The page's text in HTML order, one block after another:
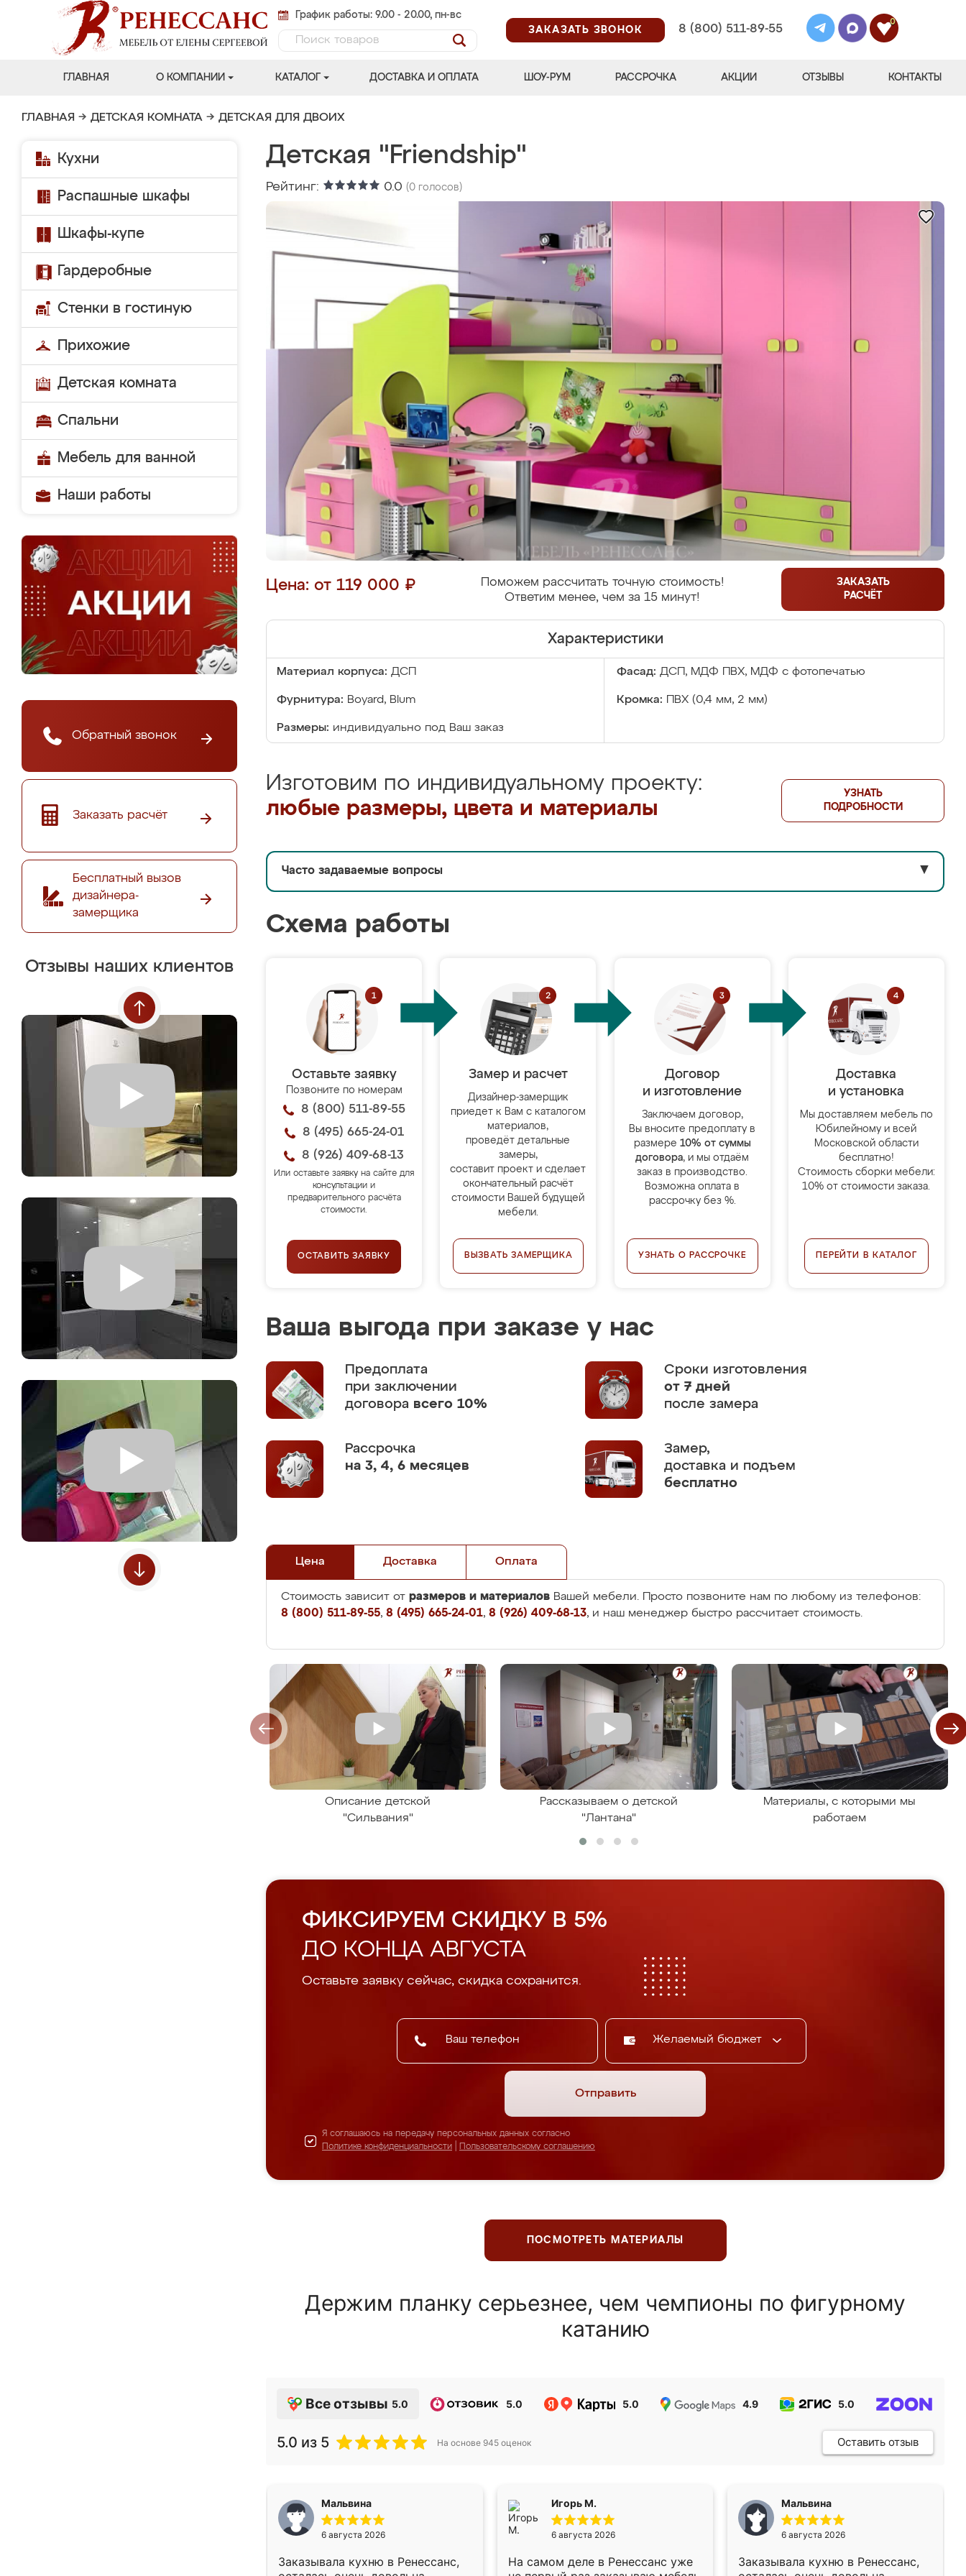
График работы: 9.00 - 20.00, пн-вс
ЗАКАЗАТЬ ЗВОНОК
8 (800) 511-89-55
0
ГЛАВНАЯ О КОМПАНИИ КАТАЛОГ ДОСТАВКА И ОПЛАТА ШОУ-РУМ РАССРОЧКА АКЦИИ ОТЗЫВЫ КОНТАКТЫ
ГЛАВНАЯ → ДЕТСКАЯ КОМНАТА → ДЕТСКАЯ ДЛЯ ДВОИХ
Кухни
Распашные шкафы
Шкафы-купе
Гардеробные
Стенки в гостиную
Прихожие
Детская комната
Спальни
Мебель для ванной
Наши работы
Обратный звонок
Заказать расчёт
Бесплатный вызов
дизайнера-
замерщика
Отзывы наших клиентов
Детская "Friendship"
Рейтинг: 0.0 (0 голосов)
Цена: от 119 000 ₽
Поможем рассчитать точную стоимость!
Ответим менее, чем за 15 минут!
ЗАКАЗАТЬ
РАСЧЁТ
Характеристики
Материал корпуса: ДСП Фасад: ДСП, МДФ ПВХ, МДФ с фотопечатью
Фурнитура: Boyard, Blum Кромка: ПВХ (0,4 мм, 2 мм)
Размеры: индивидуально под Ваш заказ
Изготовим по индивидуальному проекту:
любые размеры, цвета и материалы
УЗНАТЬ
ПОДРОБНОСТИ
Часто задаваемые вопросы ▼
Схема работы
Оставьте заявку
Позвоните по номерам
8 (800) 511-89-55
8 (495) 665-24-01
8 (926) 409-68-13
Или оставьте заявку на сайте для
консультации и
предварительного расчёта
стоимости.
ОСТАВИТЬ ЗАЯВКУ
Замер и расчет
Дизайнер-замерщик
приедет к Вам с каталогом
материалов,
проведёт детальные
замеры,
составит проект и сделает
окончательный расчёт
стоимости Вашей будущей
мебели.
ВЫЗВАТЬ ЗАМЕРЩИКА
Договор
и изготовление
Заключаем договор,
Вы вносите предоплату в
размере 10% от суммы
договора, и мы отдаём
заказ в производство.
Возможна оплата в
рассрочку без %.
УЗНАТЬ О РАССРОЧКЕ
Доставка
и установка
Мы доставляем мебель по
Юбилейному и всей
Московской области
бесплатно!
Стоимость сборки мебели:
10% от стоимости заказа.
ПЕРЕЙТИ В КАТАЛОГ
Ваша выгода при заказе у нас
Предоплата
при заключении
договора всего 10%
Сроки изготовления
от 7 дней
после замера
Рассрочка
на 3, 4, 6 месяцев
Замер,
доставка и подъем
бесплатно
Цена Доставка Оплата
Стоимость зависит от размеров и материалов Вашей мебели. Просто позвоните нам по любому из телефонов:
8 (800) 511-89-55, 8 (495) 665-24-01, 8 (926) 409-68-13, и наш менеджер быстро рассчитает стоимость.
Описание детской
"Сильвания"
Рассказываем о детской
"Лантана"
Материалы, с которыми мы
работаем
ФИКСИРУЕМ СКИДКУ В 5%
ДО КОНЦА АВГУСТА
Оставьте заявку сейчас, скидка сохранится.
Желаемый бюджет
Отправить
Я соглашаюсь на передачу персональных данных согласно
Политике конфиденциальности
Пользовательскому соглашению
ПОСМОТРЕТЬ МАТЕРИАЛЫ
Держим планку серьезнее, чем чемпионы по фигурному
катанию
Все отзывы 5.0 5.0 5.0 4.9 5.0
5.0 из 5 На основе 945 оценок Оставить отзыв
Мальвина
6 августа 2026
Заказывала кухню в Ренессанс,
Игорь М.
6 августа 2026
На самом деле в Ренессанс уже
Мальвина
6 августа 2026
Заказывала кухню в Ренессанс,